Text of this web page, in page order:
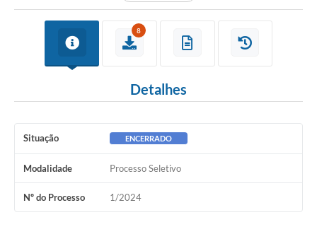
8
Detalhes
Situação ENCERRADO
Modalidade Processo Seletivo
Nº do Processo 1/2024